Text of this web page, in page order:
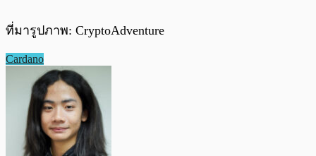
ที่มารูปภาพ: CryptoAdventure
Cardano